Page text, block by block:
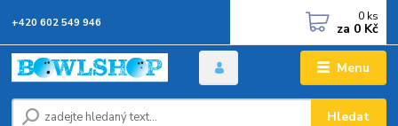
Menu
Hledat
+420 602 549 946 0 ks
za 0 Kč